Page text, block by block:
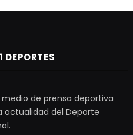
DEPORTES
medio de prensa deportiva
actualidad del Deporte